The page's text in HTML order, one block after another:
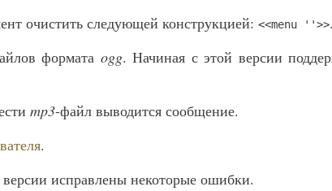
очистить следующей конструкцией: <<menu ''>>.
формата ogg. Начиная с этой версии
mp3-файл выводится сообщение.
.
исправлены некоторые ошибки.